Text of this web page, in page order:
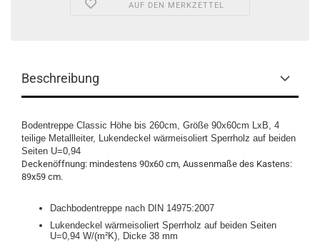
AUF DEN MERKZETTEL
Beschreibung
Bodentreppe Classic Höhe bis 260cm, Größe 90x60cm LxB, 4
teilige Metallleiter, Lukendeckel wärmeisoliert Sperrholz auf beiden
Seiten U=0,94
Deckenöffnung: mindestens 90x60 cm, Aussenmaße des Kastens:
89x59 cm.
Dachbodentreppe nach DIN 14975:2007
Lukendeckel wärmeisoliert Sperrholz auf beiden Seiten
U=0,94 W/(m²K), Dicke 38 mm